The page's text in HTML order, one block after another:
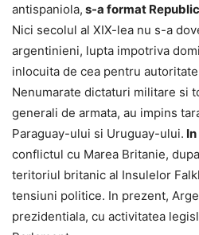
antispaniola, s-a format
Nici secolul al XIX-lea nu s-a
argentinieni, lupta impotriva
inlocuita de cea pentru
Nenumarate dictaturi militare si
generali de armata, au impins
Paraguay-ului si Uruguay-ului.
conflictul cu Marea Britanie,
teritoriul britanic al Insulelor
tensiuni politice. In prezent,
prezidentiala, cu activitatea